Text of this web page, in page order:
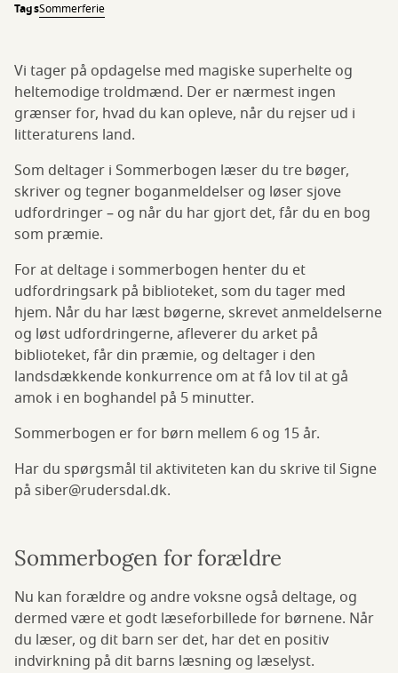
TagsSommerferie
Vi tager på opdagelse med magiske superhelte og
heltemodige troldmænd. Der er nærmest ingen
grænser for, hvad du kan opleve, når du rejser ud i
litteraturens land.
Som deltager i Sommerbogen læser du tre bøger,
skriver og tegner boganmeldelser og løser sjove
udfordringer – og når du har gjort det, får du en bog
som præmie.
For at deltage i sommerbogen henter du et
udfordringsark på biblioteket, som du tager med
hjem. Når du har læst bøgerne, skrevet anmeldelserne
og løst udfordringerne, afleverer du arket på
biblioteket, får din præmie, og deltager i den
landsdækkende konkurrence om at få lov til at gå
amok i en boghandel på 5 minutter.
Sommerbogen er for børn mellem 6 og 15 år.
Har du spørgsmål til aktiviteten kan du skrive til Signe
på siber@rudersdal.dk.
Sommerbogen for forældre
Nu kan forældre og andre voksne også deltage, og
dermed være et godt læseforbillede for børnene. Når
du læser, og dit barn ser det, har det en positiv
indvirkning på dit barns læsning og læselyst.